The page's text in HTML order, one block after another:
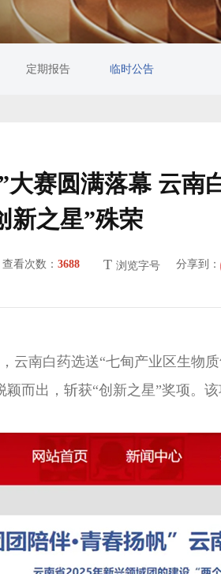
定期报告 临时公告
赛圆满落幕 云南
新之星”殊荣
看次数： 3688 T 浏览字号 分享到：
南白药选送“七甸产业区生物
而出，斩获“创新之星”奖项。